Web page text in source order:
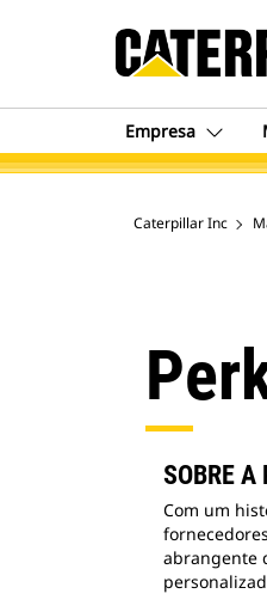
Empresa
Caterpillar Inc
SOBRE A
Com um
abrangente